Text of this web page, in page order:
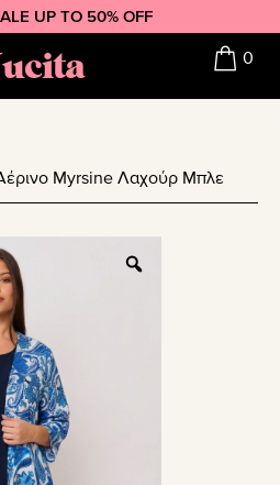
UP TO 50% OFF
0
Myrsine Λαχούρ Μπλε